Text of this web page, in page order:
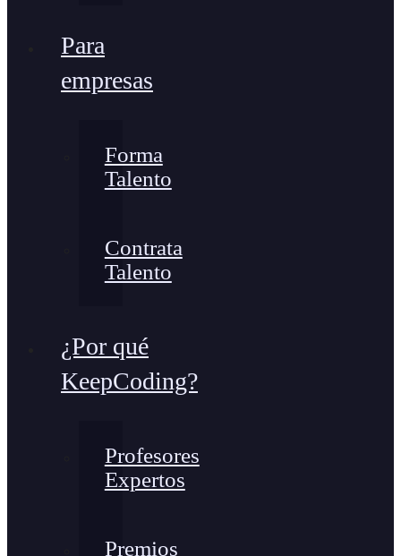
Para
empresas
Forma
Talento
Contrata
Talento
¿Por qué
KeepCoding?
Profesores
Expertos
Premios